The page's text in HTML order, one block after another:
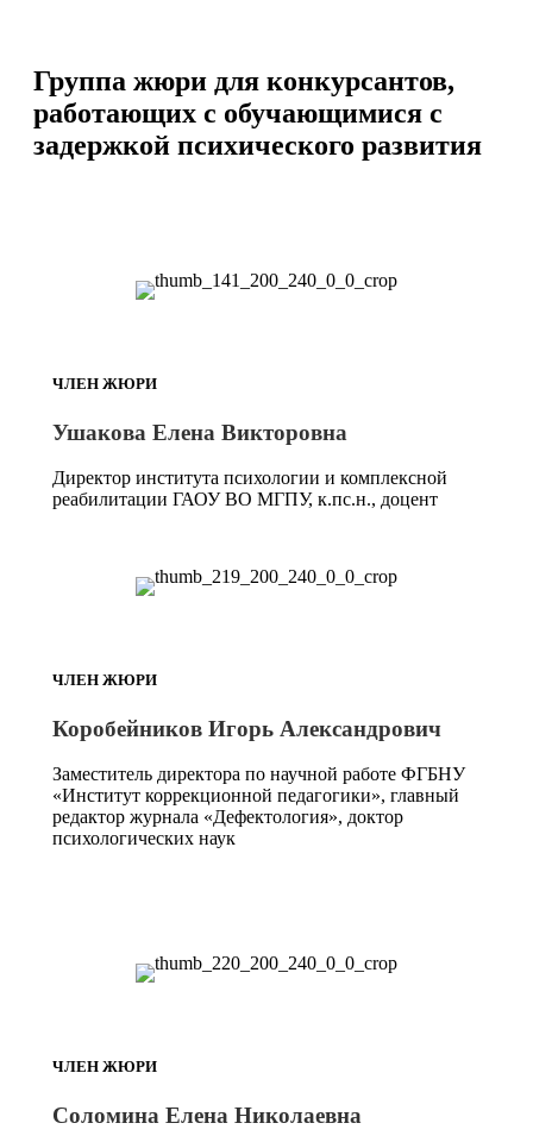
Группа жюри для конкурсантов,
работающих с обучающимися с
задержкой психического развития
ЧЛЕН ЖЮРИ
Ушакова Елена Викторовна
Директор института психологии и комплексной
реабилитации ГАОУ ВО МГПУ, к.пс.н., доцент
ЧЛЕН ЖЮРИ
Коробейников Игорь Александрович
Заместитель директора по научной работе ФГБНУ
«Институт коррекционной педагогики», главный
редактор журнала «Дефектология», доктор
психологических наук
ЧЛЕН ЖЮРИ
Соломина Елена Николаевна